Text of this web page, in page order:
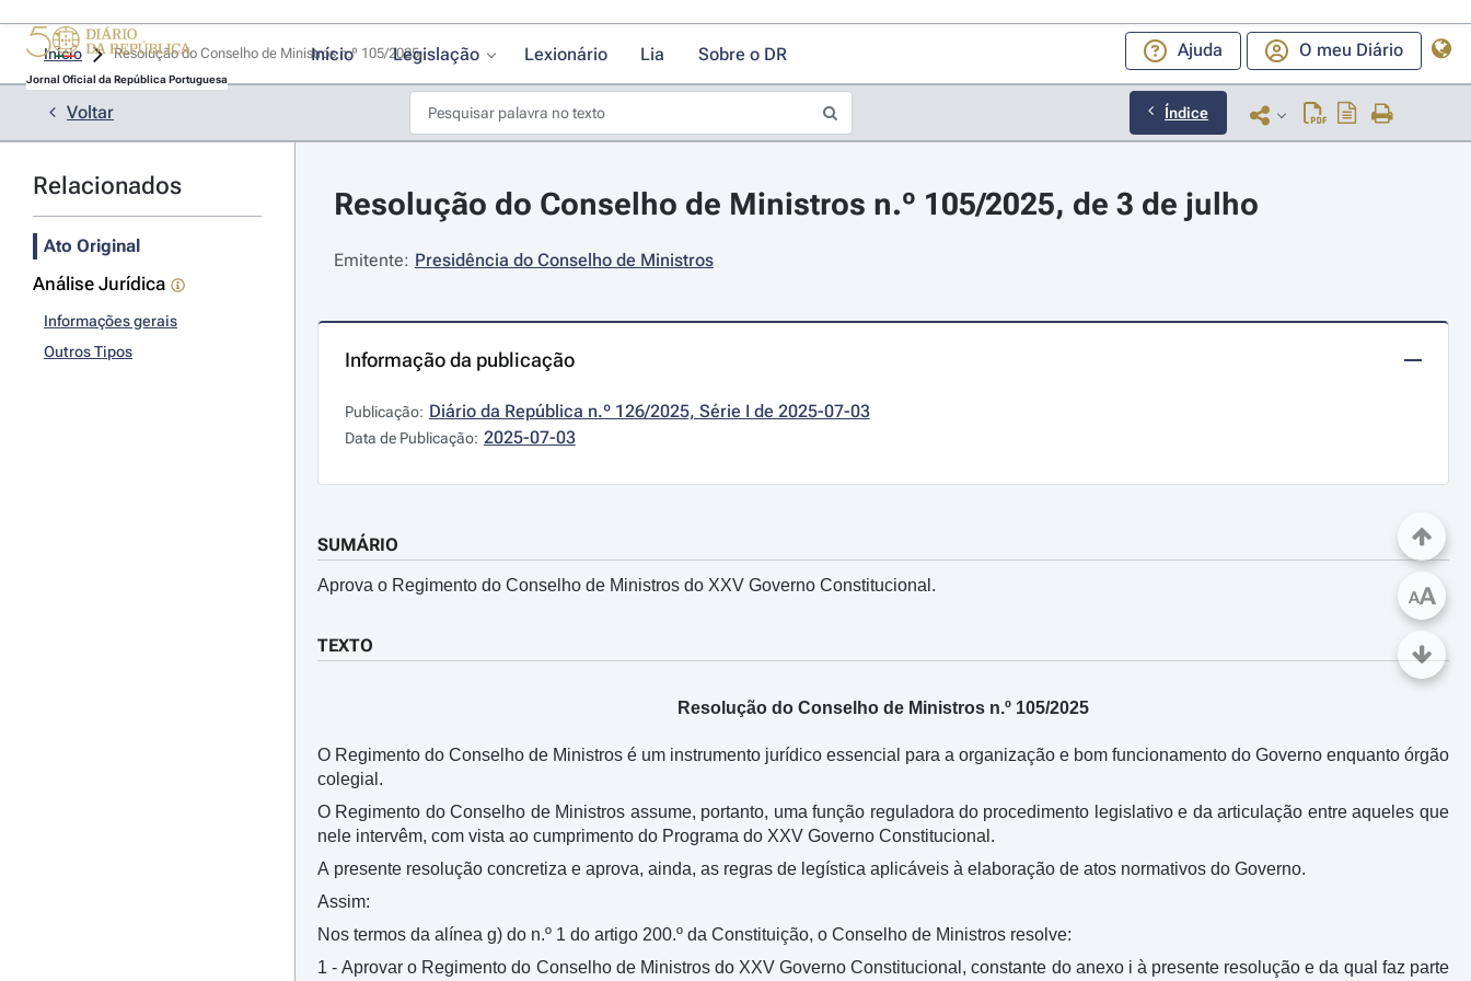
Jornal Oficial da República Portuguesa
Início Legislação Lexionário Lia Sobre o DR Ajuda O meu Diário
Início Resolução do Conselho de Ministros n.º 105/2025
Voltar Índice
Relacionados
Ato Original
Análise Jurídica
Informações gerais
Outros Tipos
Resolução do Conselho de Ministros n.º 105/2025, de 3 de julho
Emitente: Presidência do Conselho de Ministros
Informação da publicação
Publicação: Diário da República n.º 126/2025, Série I de 2025-07-03
Data de Publicação: 2025-07-03
SUMÁRIO
Aprova o Regimento do Conselho de Ministros do XXV Governo Constitucional.
TEXTO
Resolução do Conselho de Ministros n.º 105/2025
O Regimento do Conselho de Ministros é um instrumento jurídico essencial para a organização e bom funcionamento do Governo enquanto órgão
colegial.
O Regimento do Conselho de Ministros assume, portanto, uma função reguladora do procedimento legislativo e da articulação entre aqueles que
nele intervêm, com vista ao cumprimento do Programa do XXV Governo Constitucional.
A presente resolução concretiza e aprova, ainda, as regras de legística aplicáveis à elaboração de atos normativos do Governo.
Assim:
Nos termos da alínea g) do n.º 1 do artigo 200.º da Constituição, o Conselho de Ministros resolve:
1 - Aprovar o Regimento do Conselho de Ministros do XXV Governo Constitucional, constante do anexo i à presente resolução e da qual faz parte
AA